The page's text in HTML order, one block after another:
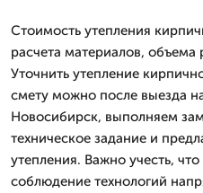
Стоимость утепления
расчета материалов,
Уточнить утепление
смету можно после выезда
Новосибирск, выполняем
техническое задание и
утепления. Важно учесть,
соблюдение технологий